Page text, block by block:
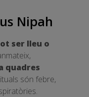
Nipah
ser lleu o
quadres
són febre,